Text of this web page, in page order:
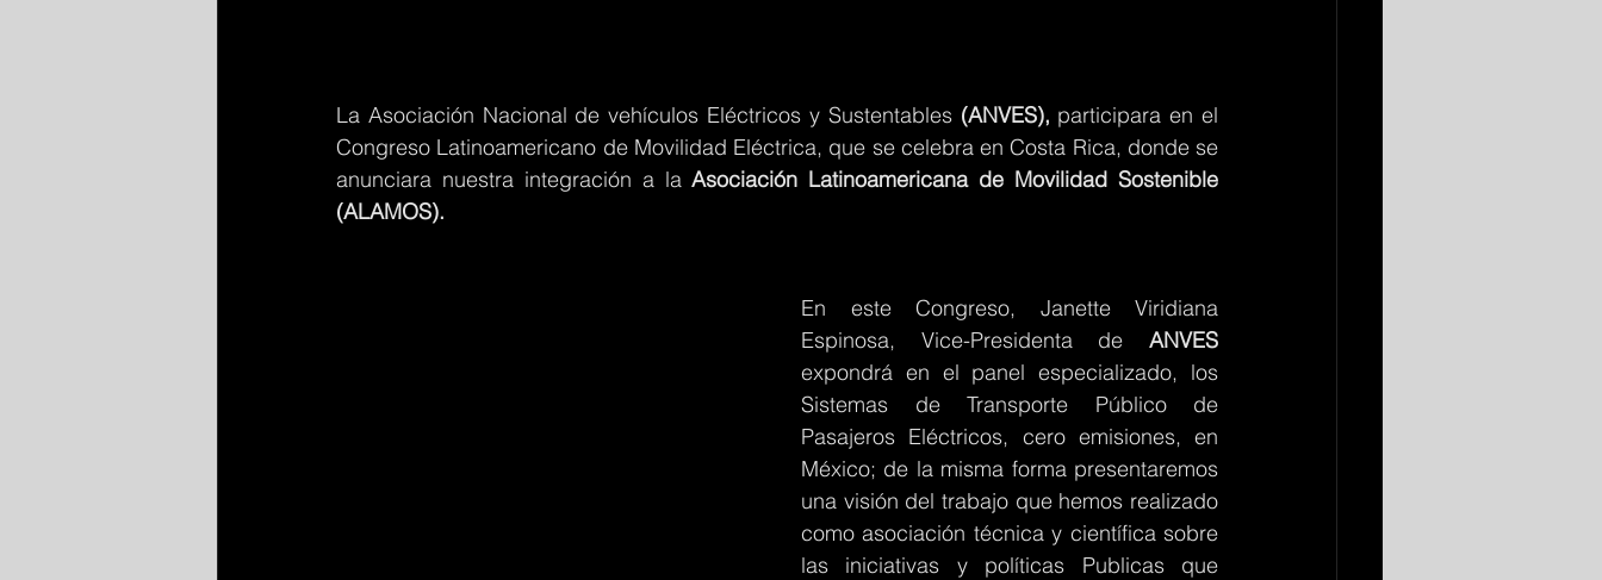
La Asociación Nacional de vehículos Eléctricos y Sustentables (ANVES), participara en el
Congreso Latinoamericano de Movilidad Eléctrica, que se celebra en Costa Rica, donde se
anunciara nuestra integración a la Asociación Latinoamericana de Movilidad Sostenible
(ALAMOS).
En este
Congreso, Janette Viridiana
Espinosa, Vice-Presidenta de ANVES
expondrá en el panel especializado, los
Sistemas de Transporte Público de
Pasajeros Eléctricos, cero emisiones, en
México; de la misma forma presentaremos
una visión del trabajo que hemos realizado
como asociación técnica y científica sobre
las iniciativas y políticas Publicas que